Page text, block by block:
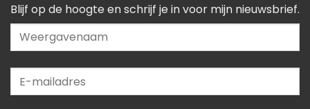
Blijf op de hoogte en schrijf je in voor mijn nieuwsbrief.